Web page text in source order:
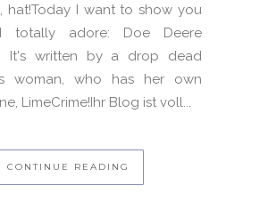
hat!Today I want to show you
adore: Doe Deere
It's written by a drop dead
woman, who has her own
LimeCrime!Ihr Blog ist voll...
CONTINUE READING